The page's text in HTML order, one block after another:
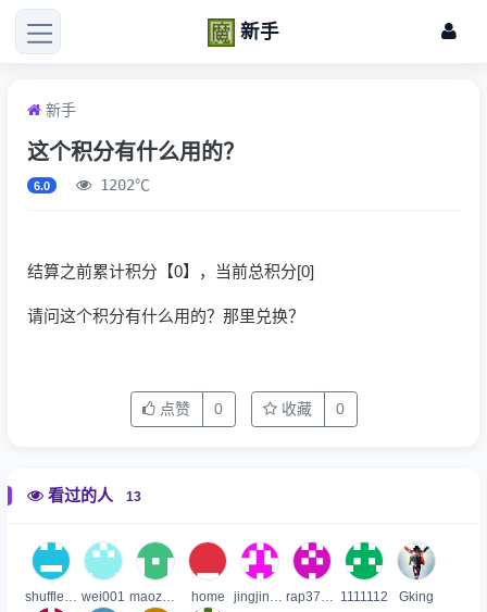
新手
新手
这个积分有什么用的？
6.0 1202℃
结算之前累计积分【0】，当前总积分[0]
请问这个积分有什么用的？那里兑换？
点赞 0 收藏 0
看过的人 13
wei001 home 1111112 Gking